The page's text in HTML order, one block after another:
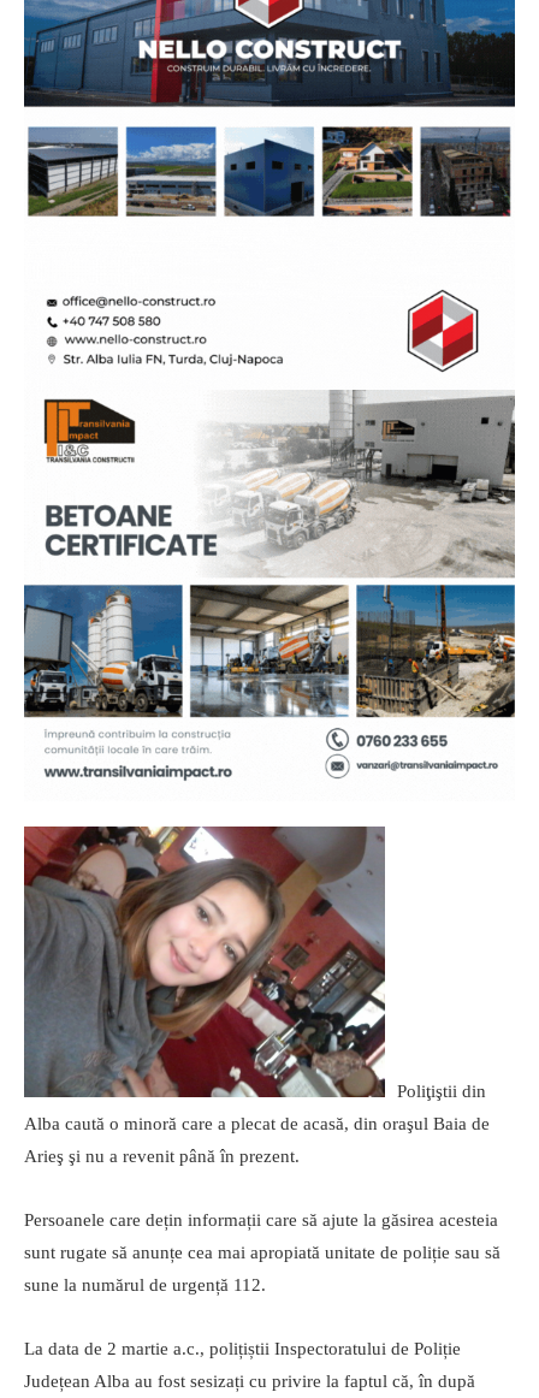
Poliţiştii din
Alba caută o minoră care a plecat de acasă, din oraşul Baia de
Arieş şi nu a revenit până în prezent.
Persoanele care dețin informații care să ajute la găsirea acesteia
sunt rugate să anunțe cea mai apropiată unitate de poliție sau să
sune la numărul de urgență 112.
La data de 2 martie a.c., polițiștii Inspectoratului de Poliție
Județean Alba au fost sesizați cu privire la faptul că, în după